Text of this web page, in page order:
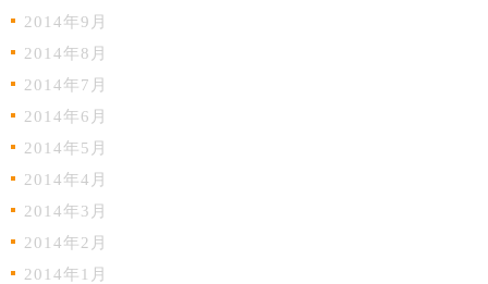
2014年9月
2014年8月
2014年7月
2014年6月
2014年5月
2014年4月
2014年3月
2014年2月
2014年1月